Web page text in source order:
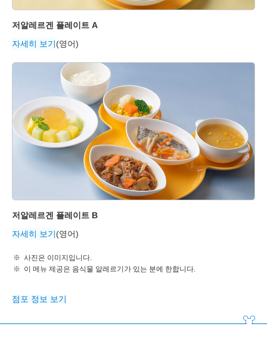
저알레르겐 플레이트 A
자세히 보기(영어)
저알레르겐 플레이트 B
자세히 보기(영어)
사진은 이미지입니다.
이 메뉴 제공은 음식물 알레르기가 있는 분에 한합니다.
점포 정보 보기